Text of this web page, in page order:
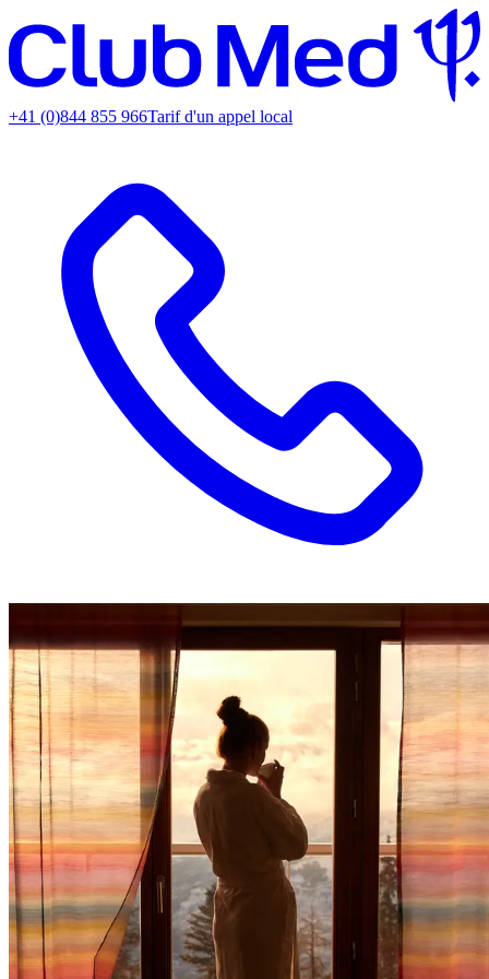
+41 (0)844 855 966Tarif d'un appel local